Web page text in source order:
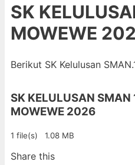
SK
MOWEWE
Berikut SK Kelulusan
SK KELULUSAN SMAN
MOWEWE 2026
1 file(s) 1.08 MB
Share this